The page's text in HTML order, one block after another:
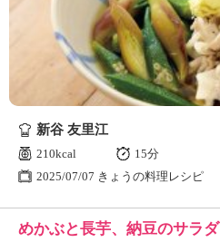
新谷 友里江
210kcal
15分
2025/07/07 きょうの料理レシピ
めかぶと長芋、納豆のサラダ